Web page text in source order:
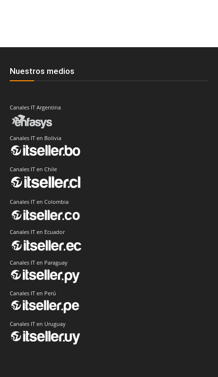
Nuestros medios
Canales IT Argentina
Canales IT en Bolivia
Canales IT en Chile
Canales IT en Colombia
Canales IT en Ecuador
Canales IT en Paraguay
Canales IT en Perú
Canales IT en Uruguay